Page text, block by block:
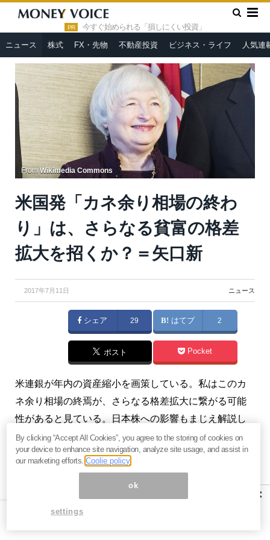
PR 今すぐ始められる「損しにくい投資」
ニュース 株式 FX・先物 不動産投資 ビジネス・ライフ 人気連
HOME » ニュース »
米国発「カネ余り相場の終わり」は、さら
なる貧富の格差拡大を招くか？＝矢口新
FromWikimedia Commons
米国発「カネ余り相場の終わ
り」は、さらなる貧富の格差
拡大を招くか？＝矢口新
2017年7月11日 ニュース
シェア 29 はてブ 2
ポスト Pocket
米連銀が年内の資産縮小を画策している。私はこのカ
ネ余り相場の終焉が、さらなる格差拡大に繋がる可能
性があると見ている。日本株への影響もまじえ解説し
よう。（『相場はあなたの夢をかなえる ―有料版―』
矢口新）
プロフィール:矢口新（やぐちあらた）
1954年和歌山県新宮市生まれ。早稲田大学中退、豪州
メルボルン大学卒業。アストリー&ピアス（東京）、野
村證券（東京・ニューヨーク）、ソロモン・ブラザー
×
By clicking “Accept All Cookies”, you agree to the storing of cookies on
your device to enhance site navigation, analyze site usage, and assist in
our marketing efforts.Coolie policy
ok
settings